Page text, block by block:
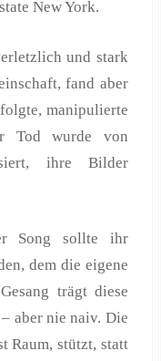
New York.
und stark
fand aber
manipulierte
Tod wurde von
ihre Bilder
Song sollte ihr
dem die eigene
trägt diese
aber nie naiv. Die
Raum, stützt, statt